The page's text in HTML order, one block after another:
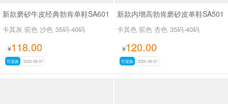
新款磨砂牛皮经典勃肯单鞋SA601
卡其灰 驼色 沙色 35码-40码
¥118.00
可退换 2026-08-07
新款内增高勃肯磨砂皮单鞋SA501
卡其色 驼色 杏色 35码-40码
¥120.00
可退换 2026-08-07